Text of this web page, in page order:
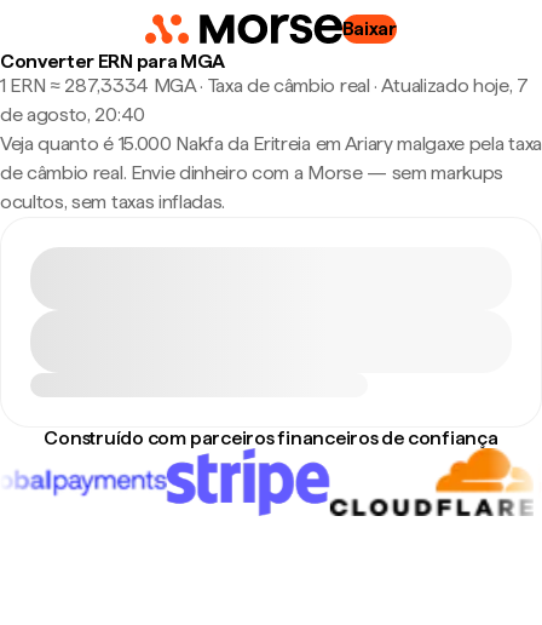
Baixar
Converter ERN para MGA
1 ERN ≈ 287,3334 MGA · Taxa de câmbio real · Atualizado hoje, 7
de agosto, 20:40
Veja quanto é 15.000 Nakfa da Eritreia em Ariary malgaxe pela taxa
de câmbio real. Envie dinheiro com a Morse — sem markups
ocultos, sem taxas infladas.
Construído com parceiros financeiros de confiança